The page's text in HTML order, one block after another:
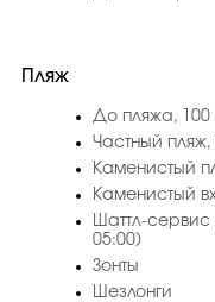
Пляж
До пляжа, 100
Частный пляж,
Каменистый
Каменистый
Шаттл-
05:00)
Зонты
Шезлонги